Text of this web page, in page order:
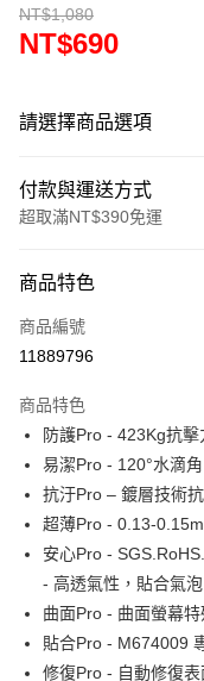
NT$1,080
NT$690
請選擇商品選項
付款與運送方式
超取滿NT$390免運
信用卡一次付款
超商取貨付款
運送方式
全家取貨付款
每筆NT$60，滿NT$390(
7-11取貨付款
每筆NT$60，滿
宅配
每筆NT$55，滿
國際配送
商品特色
商品編號
11889796
商品特色
防護Pro - 423Kg抗
易潔Pro - 120°水滴
抗汙Pro – 鍍層技術
超薄Pro - 0.13-
安心Pro -
- 高透氣性，貼合氣
曲面Pro - 曲面螢幕
貼合Pro - M674009
修復Pro - 自動修復